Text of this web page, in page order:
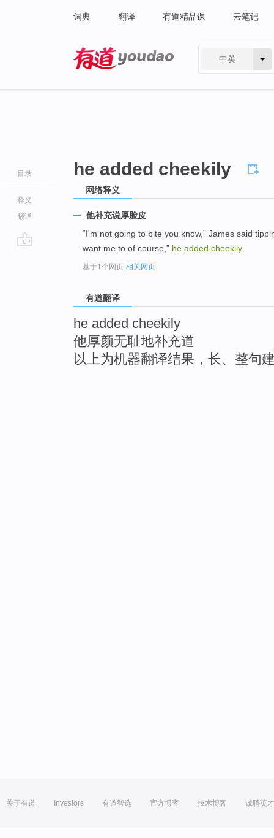
词典 翻译 有道精品课 云笔记
中英
目录
释义
翻译
he added cheekily
网络释义
他补充说厚脸皮
“I'm not going to bite you know,” James said
want me to of course,” he added cheekily.
基于1个网页-相关网页
有道翻译
he added cheekily
他厚颜无耻地补充道
以上为机器翻译结果，长、整句
关于有道 Investors 有道智选 官方博客 技术博客 诚聘英才